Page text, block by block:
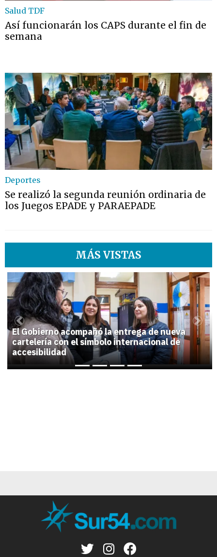
Salud TDF
Así funcionarán los CAPS durante el fin de
semana
Deportes
Se realizó la segunda reunión ordinaria de
los Juegos EPADE y PARAEPADE
MÁS VISTAS
1
El Gobierno acompañó la entrega de nueva
cartelería con el símbolo internacional de
accesibilidad
Previous Next